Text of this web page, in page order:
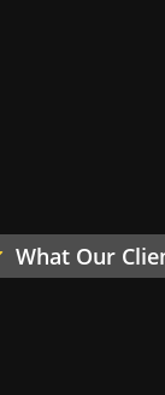
What Our